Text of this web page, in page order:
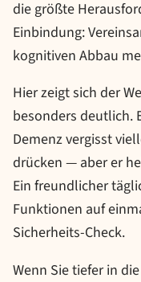
die größte
Einbindung:
kognitiven Abbau
Hier zeigt sich der
besonders deutlich.
Demenz vergisst
drücken — aber er
Ein freundlicher
Funktionen auf
Sicherheits-Check.
Wenn Sie tiefer in